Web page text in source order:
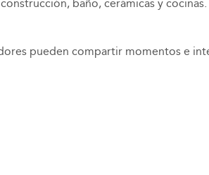
baño, cerámicas y
pueden compartir momentos e